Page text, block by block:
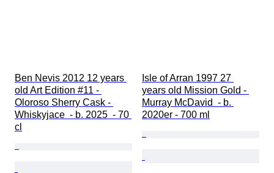
Ben Nevis 2012 12 years
old Art Edition #11 -
Oloroso Sherry Cask -
Whiskyjace  - b. 2025  - 70
cl
Isle of Arran 1997 27
years old Mission Gold -
Murray McDavid  - b.
2020er - 700 ml